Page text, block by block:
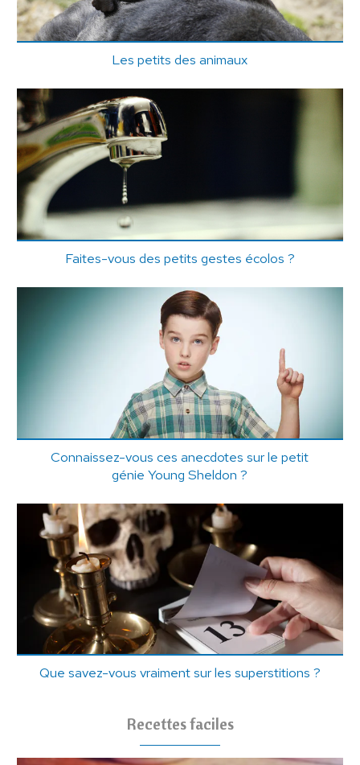
Les petits des animaux
Faites-vous des petits gestes écolos ?
Connaissez-vous ces anecdotes sur le petit
génie Young Sheldon ?
Que savez-vous vraiment sur les superstitions ?
Recettes faciles